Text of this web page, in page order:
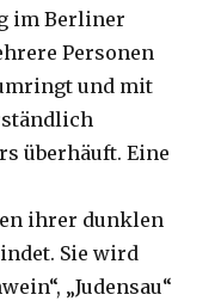
im Berliner
Personen
und mit
überhäuft. Eine
ihrer dunklen
Sie wird
„Judensau“